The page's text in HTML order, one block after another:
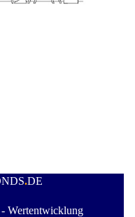
.DE
Wertentwicklung